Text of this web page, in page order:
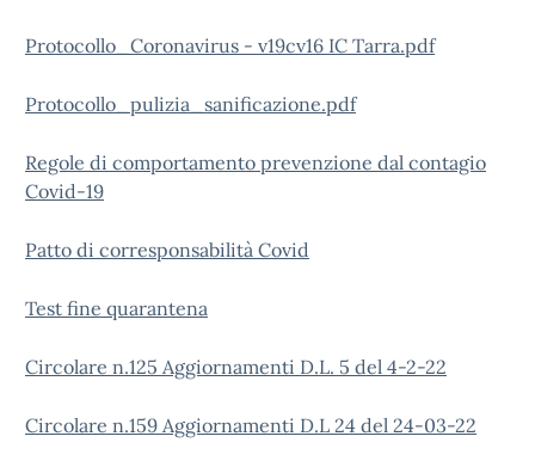
Protocollo_Coronavirus - v19cv16 IC Tarra.pdf
Protocollo_pulizia_sanificazione.pdf
Regole di comportamento prevenzione dal contagio
Covid-19
Patto di corresponsabilità Covid
Test fine quarantena
Circolare n.125 Aggiornamenti D.L. 5 del 4-2-22
Circolare n.159 Aggiornamenti D.L 24 del 24-03-22